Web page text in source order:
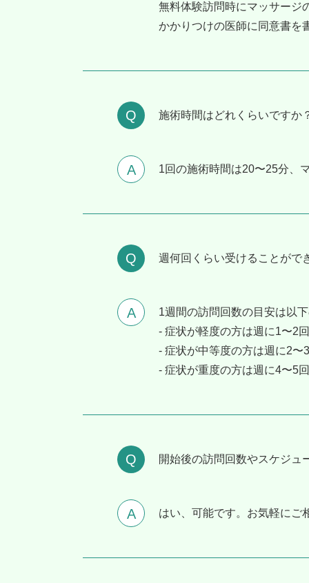
無料体験訪問時にマッサージ
かかりつけの医師に同意書を
施術時間はどれくらいですか
1回の施術時間は20〜25分、
週何回くらい受けることがで
1週間の訪問回数の目安は以
- 症状が軽度の方は週に1〜2回
- 症状が中等度の方は週に2〜
- 症状が重度の方は週に4〜5回
開始後の訪問回数やスケジュ
はい、可能です。お気軽にご